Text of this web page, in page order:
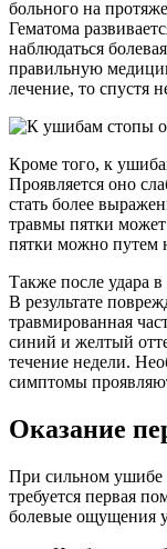
больного на
Гематома
наблюдаться
правильную
лечение, то спустя
Кроме того, к
Проявляется оно
стать более
травмы пятки может
пятки можно путем
Также после удара
В результате
травмированная
синий и желтый
течение недели.
симптомы
Оказание
При сильном ушибе
требуется первая
болевые ощущения